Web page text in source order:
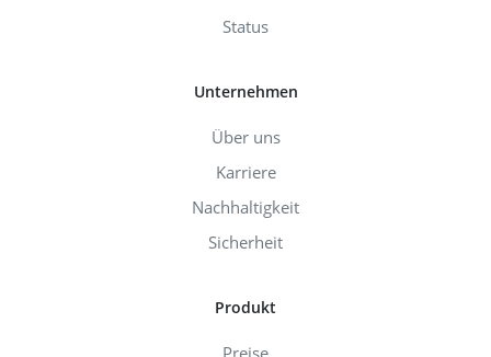
Status
Unternehmen
Über uns
Karriere
Nachhaltigkeit
Sicherheit
Produkt
Preise